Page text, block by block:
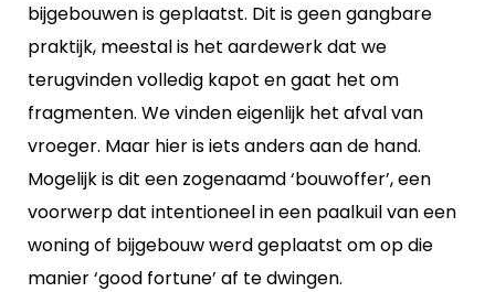
bijgebouwen is geplaatst. Dit is geen gangbare
praktijk, meestal is het aardewerk dat we
terugvinden volledig kapot en gaat het om
fragmenten. We vinden eigenlijk het afval van
vroeger. Maar hier is iets anders aan de hand.
Mogelijk is dit een zogenaamd ‘bouwoffer’, een
voorwerp dat intentioneel in een paalkuil van een
woning of bijgebouw werd geplaatst om op die
manier ‘good fortune’ af te dwingen.